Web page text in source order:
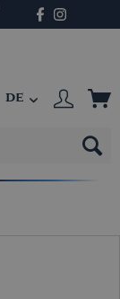
DE